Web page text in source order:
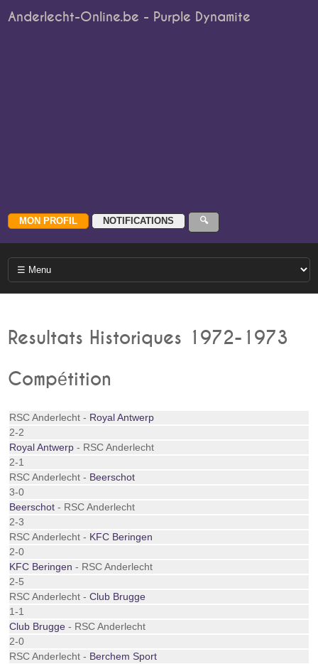
Anderlecht-Online.be - Purple Dynamite
Resultats Historiques 1972-1973
Compétition
RSC Anderlecht - Royal Antwerp
2-2
Royal Antwerp - RSC Anderlecht
2-1
RSC Anderlecht - Beerschot
3-0
Beerschot - RSC Anderlecht
2-3
RSC Anderlecht - KFC Beringen
2-0
KFC Beringen - RSC Anderlecht
2-5
RSC Anderlecht -Club Brugge
1-1
Club Brugge - RSC Anderlecht
2-0
RSC Anderlecht - Berchem Sport